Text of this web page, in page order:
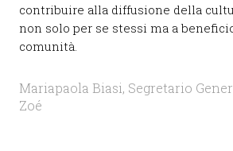
contribuire alla diffusione della
non solo per se stessi ma a
comunità.
Mariapaola Biasi, Segretario
Zoé